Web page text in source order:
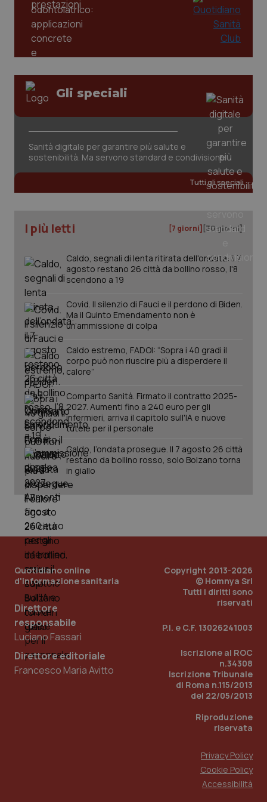
Gli speciali
Sanità digitale per garantire più salute e
sostenibilità. Ma servono standard e condivisione
Tutti gli speciali
I più letti [7 giorni] [30 giorni]
Caldo, segnali di lenta ritirata dell'ondata: il 7
agosto restano 26 città da bollino rosso, l'8
scendono a 19
Covid. Il silenzio di Fauci e il perdono di Biden.
Ma il Quinto Emendamento non è
un’ammissione di colpa
Caldo estremo, FADOI: “Sopra i 40 gradi il
corpo può non riuscire più a disperdere il
calore”
Comparto Sanità. Firmato il contratto 2025-
2027. Aumenti fino a 240 euro per gli
infermieri, arriva il capitolo sull'IA e nuove
tutele per il personale
Caldo, l’ondata prosegue. Il 7 agosto 26 città
restano da bollino rosso, solo Bolzano torna
in giallo
Quotidiano online
d'informazione sanitaria
Direttore
responsabile
Luciano Fassari
Direttore editoriale
Francesco Maria Avitto
Copyright 2013-2026
© Homnya Srl
Tutti i diritti sono
riservati
P.I. e C.F. 13026241003
Iscrizione al ROC
n.34308
Iscrizione Tribunale
di Roma n.115/2013
del 22/05/2013
Riproduzione
riservata
Privacy Policy
Cookie Policy
Accessibilità
www.quotidianosanita.it
tracking-sites-ironfish-
tracking-enable
www.quotidianosanita.it
tracking-sites-ironfish-
session-id
_ga
Google LLC
.quotidianosanita.it